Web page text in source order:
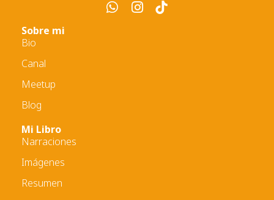
Sobre mi
Bio
Canal
Meetup
Blog
Mi Libro
Narraciones
Imágenes
Resumen